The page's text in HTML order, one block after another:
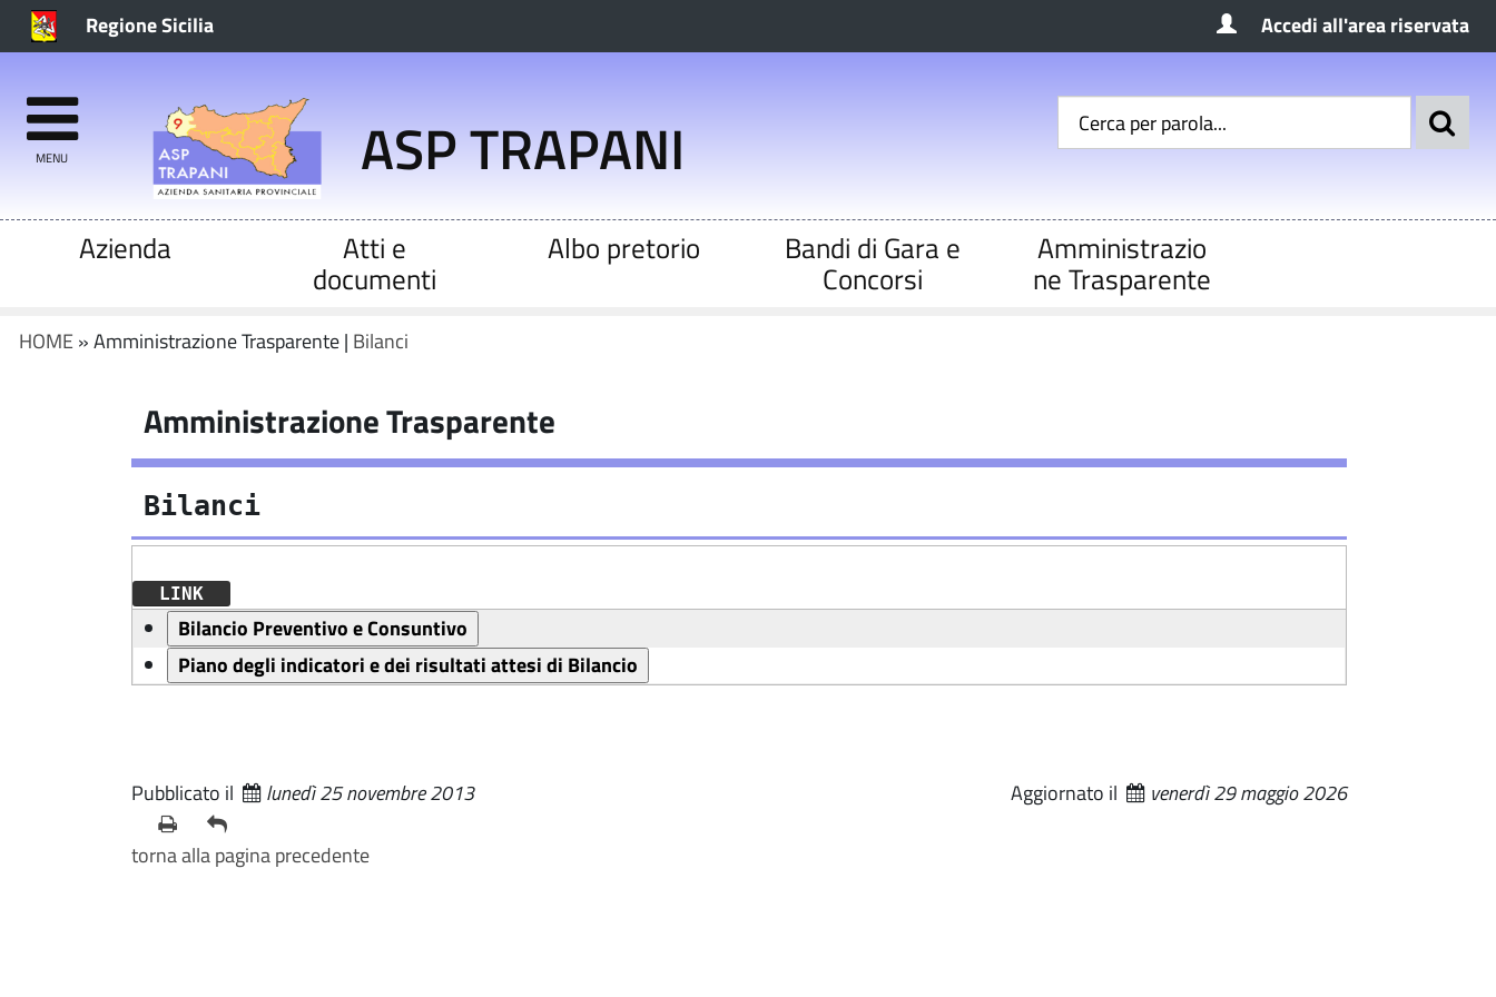
Regione Sicilia Accedi all'area riservata
MENU ASP TRAPANI
Azienda Atti e
documenti
Albo pretorio Bandi di Gara e
Concorsi
Amministrazio
ne Trasparente
HOME » Amministrazione Trasparente | Bilanci
Amministrazione Trasparente
Bilanci
LINK
Pubblicato il lunedì 25 novembre 2013 Aggiornato il venerdì 29 maggio 2026
torna alla pagina precedente